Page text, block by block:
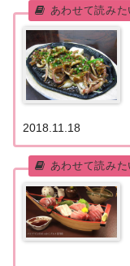
2018.11.18